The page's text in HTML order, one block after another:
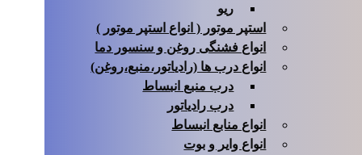
ریو
استپر موتور ( انواع استپر موتور )
انواع فشنگی روغن و سنسور دما
انواع درب ها (رادیاتور،منبع،روغن)
درب منبع انبساط
درب رادیاتور
انواع منابع انبساط
انواع وایر و بوت